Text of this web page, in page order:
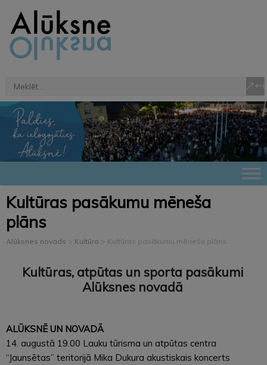
Kultūras pasākumu mēneša
plāns
Alūksnes novads > Kultūra > Kultūras pasākumu mēneša plāns
Kultūras, atpūtas un sporta pasākumi
Alūksnes novadā
ALŪKSNĒ UN NOVADĀ
14. augustā 19.00 Lauku tūrisma un atpūtas centra
“Jaunsētas” teritorijā Mika Dukura akustiskais koncerts